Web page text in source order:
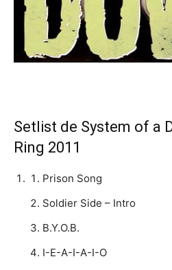
Setlist de System of a
Ring 2011
Prison Song
Soldier Side – Intro
B.Y.O.B.
I-E-A-I-A-I-O